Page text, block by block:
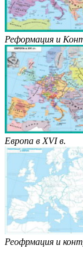
Реформация и
Европа в XVI в.
Реофрмация и